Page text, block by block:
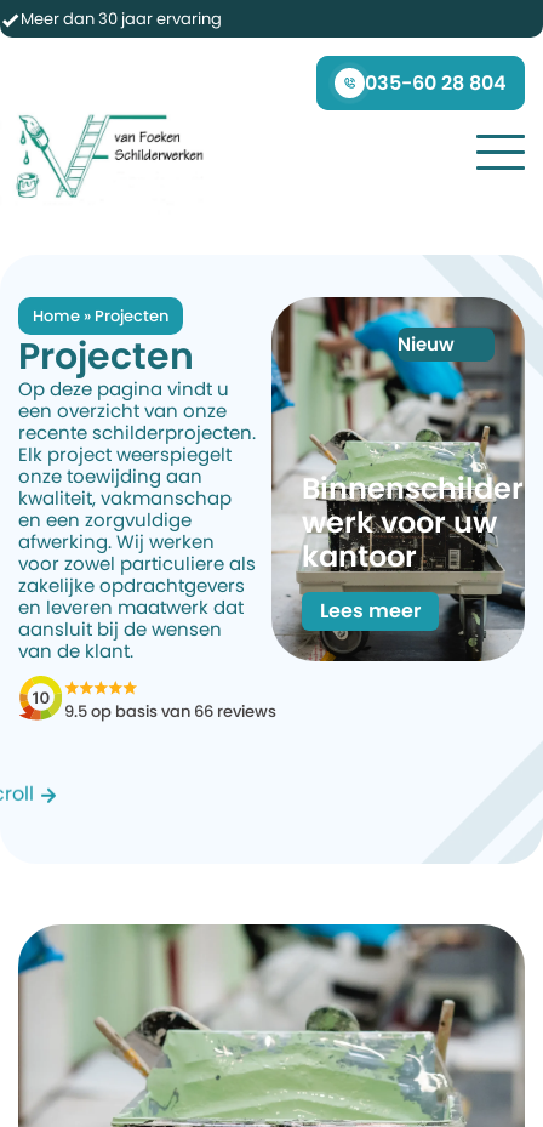
Meer dan 30 jaar ervaring
035-60 28 804
Home » Projecten
Projecten
Op deze pagina vindt u
een overzicht van onze
recente schilderprojecten.
Elk project weerspiegelt
onze toewijding aan
kwaliteit, vakmanschap
en een zorgvuldige
afwerking. Wij werken
voor zowel particuliere als
zakelijke opdrachtgevers
en leveren maatwerk dat
aansluit bij de wensen
van de klant.
9.5 op basis van 66 reviews
Binnenschilder
werk voor uw
kantoor
Lees meer
Nieuw